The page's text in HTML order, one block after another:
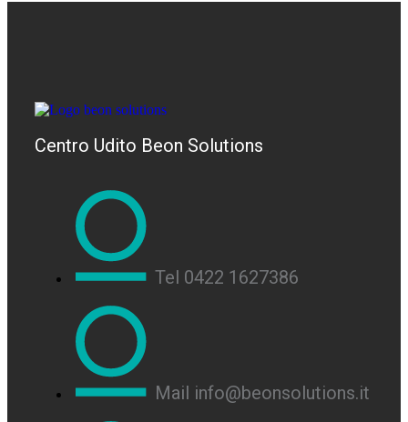
Centro Udito Beon Solutions
Tel 0422 1627386
Mail info@beonsolutions.it